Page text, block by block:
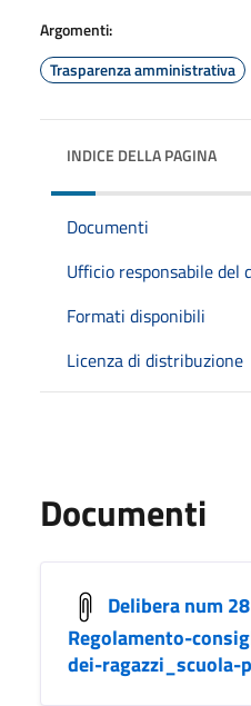
Argomenti:
Trasparenza amministrativa
INDICE DELLA PAGINA
Documenti
Ufficio responsabile del
Formati disponibili
Licenza di distribuzione
Documenti
Delibera num
Regolamento-
dei-ragazzi_scuola-